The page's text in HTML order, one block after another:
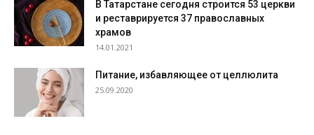
В Татарстане сегодня строится 53 церкви
и реставрируется 37 православных
храмов
14.01.2021
Питание, избавляющее от целлюлита
25.09.2020